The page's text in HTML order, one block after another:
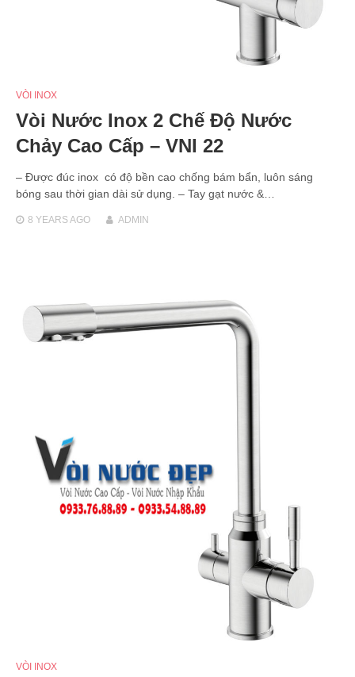
VÒI INOX
Vòi Nước Inox 2 Chế Độ Nước
Chảy Cao Cấp – VNI 22
– Được đúc inox có độ bền cao chống bám bẩn, luôn sáng
bóng sau thời gian dài sử dụng. – Tay gạt nước &…
8 YEARSAGO ADMIN
VÒI INOX